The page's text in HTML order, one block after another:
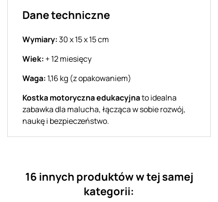
Dane techniczne
Wymiary:30 x 15 x 15 cm
Wiek: + 12 miesięcy
Waga: 1,16 kg (z opakowaniem)
Kostka motoryczna edukacyjnato idealna
zabawka dla malucha, łącząca w sobie rozwój,
naukę i bezpieczeństwo.
16 innych produktów w tej samej
kategorii: